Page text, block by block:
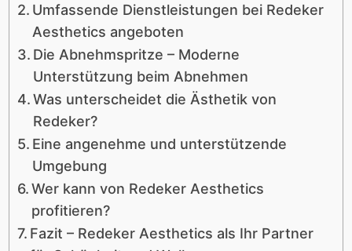
Umfassende Dienstleistungen bei Redeker
Aesthetics angeboten
Die Abnehmspritze – Moderne
Unterstützung beim Abnehmen
Was unterscheidet die Ästhetik von
Redeker?
Eine angenehme und unterstützende
Umgebung
Wer kann von Redeker Aesthetics
profitieren?
Fazit – Redeker Aesthetics als Ihr Partner